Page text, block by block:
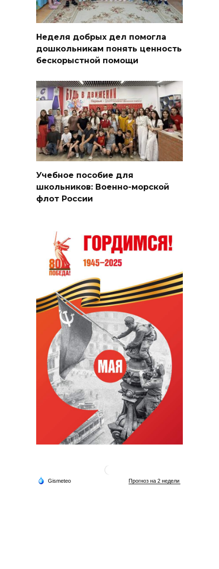
Неделя добрых дел помогла
дошкольникам понять ценность
бескорыстной помощи
Учебное пособие для
школьников: Военно-морской
флот России